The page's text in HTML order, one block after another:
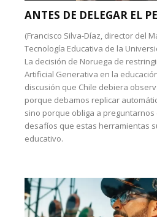
ANTES DE DELEGAR EL
(Francisco Silva-Díaz, director del
Tecnología Educativa de la
La decisión de Noruega de
Artificial Generativa en la
discusión que Chile debiera
porque debamos replicar
sino porque obliga a
desafíos que estas herramientas
educativo.